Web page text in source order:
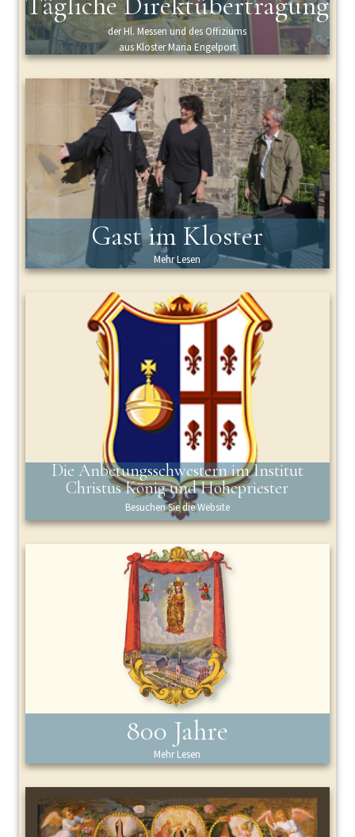
der Hl. Messen und des Offiziums
aus Kloster Maria Engelport
Gast im Kloster
Mehr Lesen
Die Anbetungsschwestern im Institut
Christus König und Hohepriester
Besuchen Sie die Website
800 Jahre
Mehr Lesen